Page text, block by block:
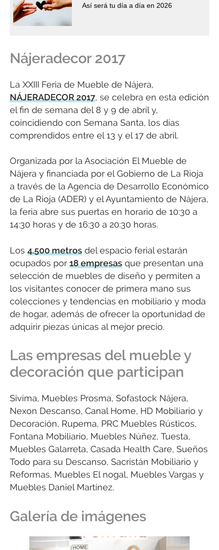
Así será tu día a día en 2026
Nájeradecor 2017
La XXIII Feria de Mueble de Nájera,
NÁJERADECOR 2017, se celebra en esta edición
el fin de semana del 8 y 9 de abril y,
coincidiendo con Semana Santa, los días
comprendidos entre el 13 y el 17 de abril.
Organizada por la Asociación El Mueble de
Nájera y financiada por el Gobierno de La Rioja
a través de la Agencia de Desarrollo Económico
de La Rioja (ADER) y el Ayuntamiento de Nájera,
la feria abre sus puertas en horario de 10:30 a
14:30 horas y de 16:30 a 20:30 horas.
Los 4.500 metros del espacio ferial estarán
ocupados por 18 empresas que presentan una
selección de muebles de diseño y permiten a
los visitantes conocer de primera mano sus
colecciones y tendencias en mobiliario y moda
de hogar, además de ofrecer la oportunidad de
adquirir piezas únicas al mejor precio.
Las empresas del mueble y
decoración que participan
Sivima, Muebles Prosma, Sofastock Nájera,
Nexon Descanso, Canal Home, HD Mobiliario y
Decoración, Rupema, PRC Muebles Rústicos,
Fontana Mobiliario, Muebles Núñez, Tuesta,
Muebles Galarreta, Casada Health Care, Sueños
Todo para su Descanso, Sacristán Mobiliario y
Reformas, Muebles El nogal, Muebles Vargas y
Muebles Daniel Martínez.
Galería de imágenes